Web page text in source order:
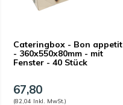
Cateringbox - Bon appetit
- 360x550x80mm - mit
Fenster - 40 Stück
67,80
(82,04 Inkl. MwSt.)